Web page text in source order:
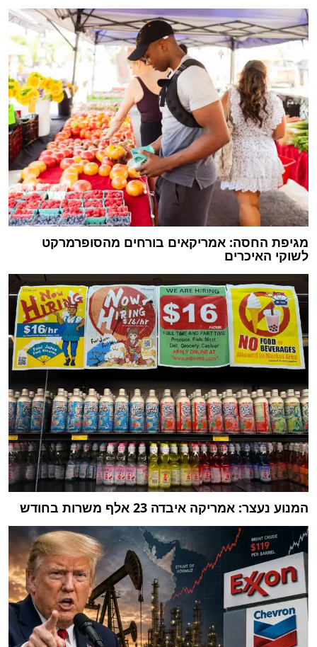
מגיפת החסה: אמריקאים בורחים מהסופרמרקט
לשוקי האיכרים
המנוע נעצר: אמריקה איבדה 23 אלף משרות בחודש